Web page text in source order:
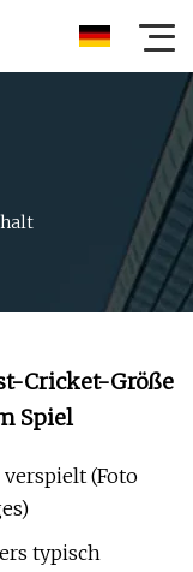
Cricket-Größe
Spiel
(Foto
typisch